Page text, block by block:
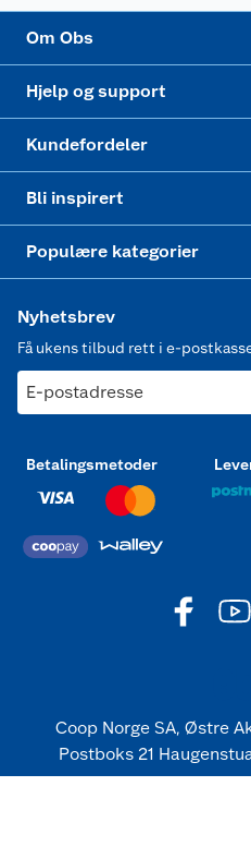
Om Obs
Hjelp og support
Kundefordeler
Bli inspirert
Populære kategorier
Nyhetsbrev
Få ukens tilbud rett i e-
E-postadresse
Betalingsmetoder
Coop Norge SA, Østre
Postboks 21